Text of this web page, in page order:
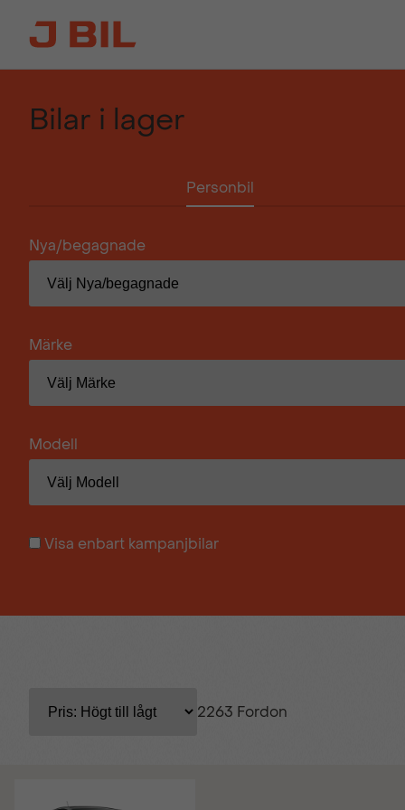
Bilar i lager
Personbil
Nya/begagnade
Märke
Modell
Visa enbart kampanjbilar
2263 Fordon